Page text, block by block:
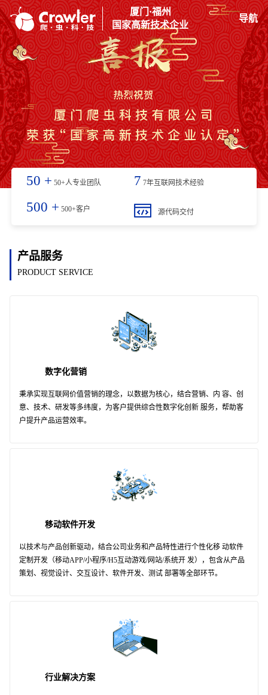
厦门·福州
国家高新技术企业
导航
50 + 50+人专业团队 7 7年互联网技术经验
500 + 500+客户 源代码交付
产品服务
PRODUCT SERVICE
数字化营销
秉承实现互联网价值营销的理念，以数据为核心，结合营销、内 容、创
意、技术、研发等多纬度，为客户提供综合性数字化创新 服务，帮助客
户提升产品运营效率。
移动软件开发
以技术与产品创新驱动，结合公司业务和产品特性进行个性化移 动软件
定制开发（移动APP/小程序/H5互动游戏/网站/系统开 发），包含从产品
策划、视觉设计、交互设计、软件开发、测试 部署等全部环节。
行业解决方案